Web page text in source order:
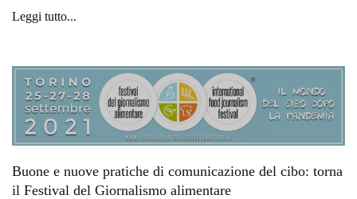
Leggi tutto...
Buone e nuove pratiche di comunicazione del cibo: torna
il Festival del Giornalismo alimentare